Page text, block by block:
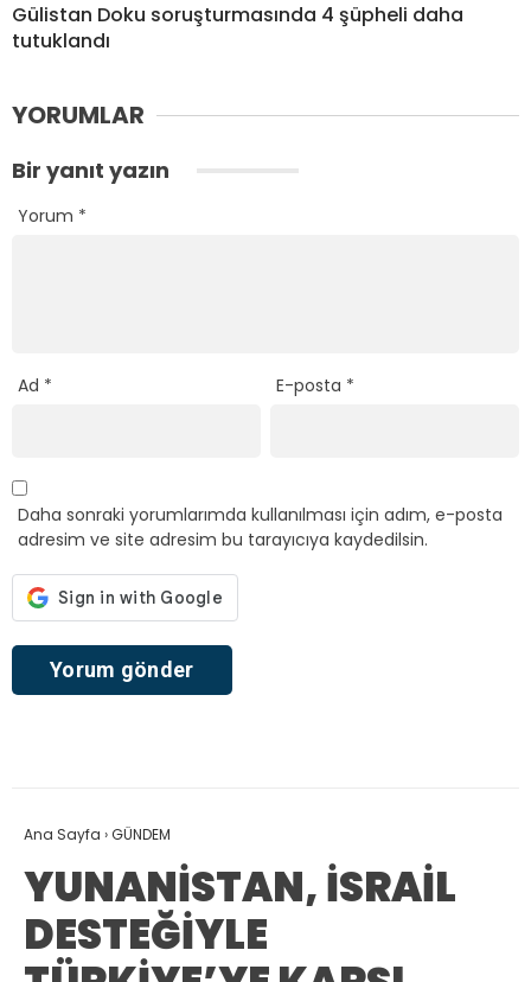
Gülistan Doku soruşturmasında 4 şüpheli daha
tutuklandı
YORUMLAR
Bir yanıt yazın
Yorum *
Ad * E-posta *
Daha sonraki yorumlarımda kullanılması için adım, e-posta
adresim ve site adresim bu tarayıcıya kaydedilsin.
Ana Sayfa ›GÜNDEM
YUNANİSTAN, İSRAİL
DESTEĞİYLE